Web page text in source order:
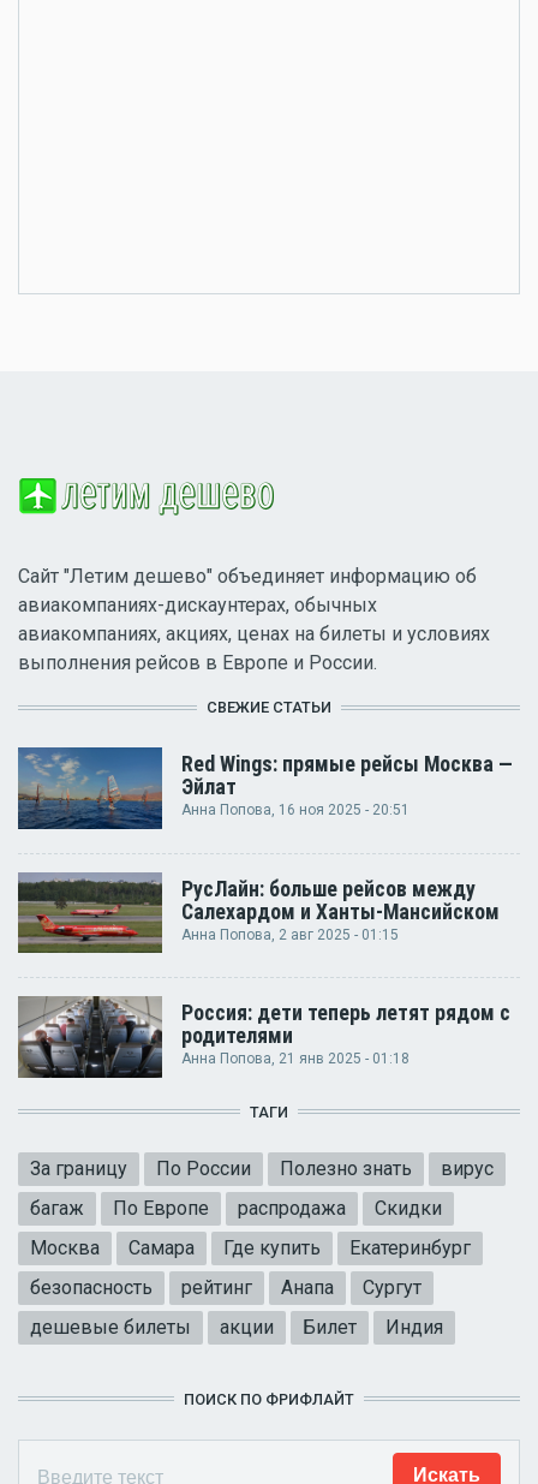
Сайт "Летим дешево" объединяет информацию об
авиакомпаниях-дискаунтерах, обычных
авиакомпаниях, акциях, ценах на билеты и условиях
выполнения рейсов в Европе и России.
СВЕЖИЕ СТАТЬИ
Red Wings: прямые рейсы Москва —
Эйлат
Анна Попова, 16 ноя 2025 - 20:51
РусЛайн: больше рейсов между
Салехардом и Ханты-Мансийском
Анна Попова , 2 авг 2025 - 01:15
Россия: дети теперь летят рядом с
родителями
Анна Попова, 21 янв 2025 - 01:18
ТАГИ
За границу По России Полезно знать
вирус
багаж
По Европе распродажа
Скидки
Москва
Самара Где купить
Екатеринбург
безопасность
рейтинг Анапа
Сургут
дешевые билеты
акции Билет Индия
ПОИСК ПО ФРИФЛАЙТ